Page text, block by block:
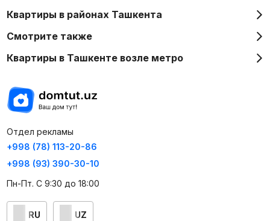
Квартиры в районах Ташкента
Смотрите также
Квартиры в Ташкенте возле метро
Отдел рекламы
+998 (78) 113-20-86
+998 (93) 390-30-10
Пн-Пт. С 9:30 до 18:00
RU UZ